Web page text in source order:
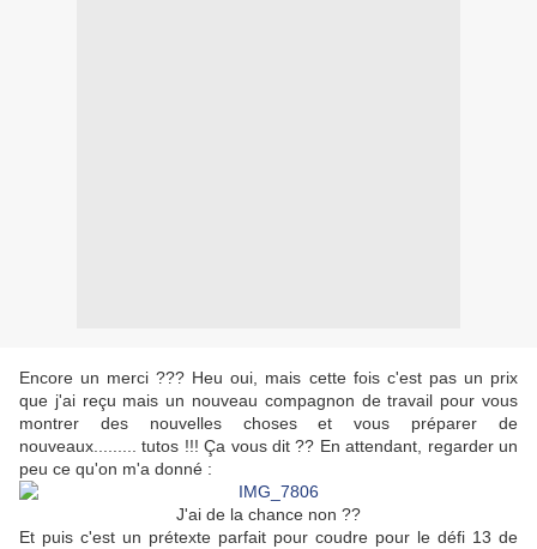
Encore un merci ??? Heu oui, mais cette fois c'est pas un prix
que j'ai reçu mais un nouveau compagnon de travail pour vous
montrer des nouvelles choses et vous préparer de
nouveaux......... tutos !!! Ça vous dit ?? En attendant, regarder un
peu ce qu'on m'a donné :
J'ai de la chance non ??
Et puis c'est un prétexte parfait pour coudre pour le défi 13 de